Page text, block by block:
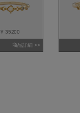
¥ 35200
商品詳細 >>